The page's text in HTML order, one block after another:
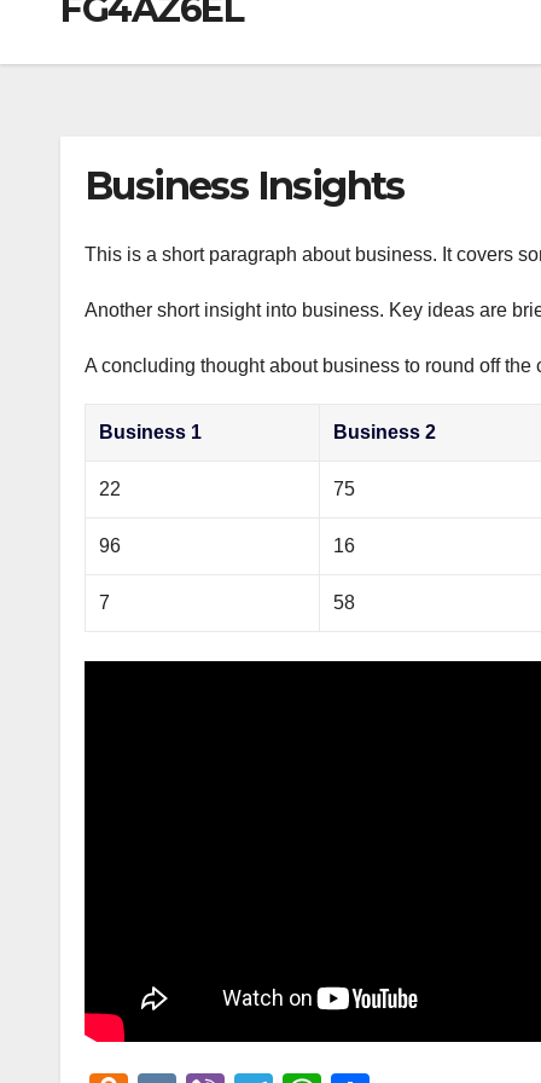
FG4AZ6EL
Business Insights
This is a short paragraph about business. It covers
Another short insight into business. Key ideas are
A concluding thought about business to round off the
Business 1 Business 2
22 75
96 16
7 58
m